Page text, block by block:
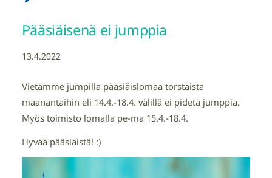
Pääsiäisenä ei jumppia
13.4.2022
Vietämme jumpilla pääsiäislomaa torstaista
maanantaihin eli 14.4.-18.4. välillä ei pidetä jumppia.
Myös toimisto lomalla pe-ma 15.4.-18.4.
Hyvää pääsiäistä! :)